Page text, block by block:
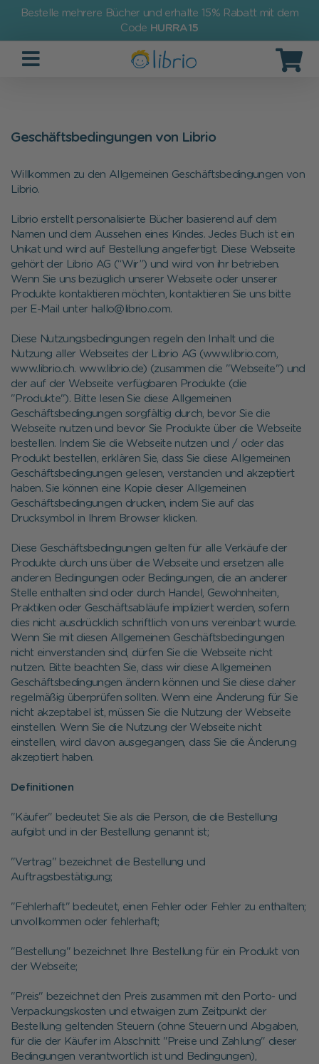
Bestelle mehrere Bücher und erhalte 15% Rabatt mit dem
Code HURRA15
Geschäftsbedingungen von Librio
Willkommen zu den Allgemeinen Geschäftsbedingungen von
Librio.
Librio erstellt personalisierte Bücher basierend auf dem
Namen und dem Aussehen eines Kindes. Jedes Buch ist ein
Unikat und wird auf Bestellung angefertigt. Diese Webseite
gehört der Librio AG (“Wir”) und wird von ihr betrieben.
Wenn Sie uns bezüglich unserer Webseite oder unserer
Produkte kontaktieren möchten, kontaktieren Sie uns bitte
per E-Mail unter hallo@librio.com.
Diese Nutzungsbedingungen regeln den Inhalt und die
Nutzung aller Webseites der Librio AG (www.librio.com,
www.librio.ch. www.librio.de) (zusammen die "Webseite") und
der auf der Webseite verfügbaren Produkte (die
"Produkte"). Bitte lesen Sie diese Allgemeinen
Geschäftsbedingungen sorgfältig durch, bevor Sie die
Webseite nutzen und bevor Sie Produkte über die Webseite
bestellen. Indem Sie die Webseite nutzen und / oder das
Produkt bestellen, erklären Sie, dass Sie diese Allgemeinen
Geschäftsbedingungen gelesen, verstanden und akzeptiert
haben. Sie können eine Kopie dieser Allgemeinen
Geschäftsbedingungen drucken, indem Sie auf das
Drucksymbol in Ihrem Browser klicken.
Diese Geschäftsbedingungen gelten für alle Verkäufe der
Produkte durch uns über die Webseite und ersetzen alle
anderen Bedingungen oder Bedingungen, die an anderer
Stelle enthalten sind oder durch Handel, Gewohnheiten,
Praktiken oder Geschäftsabläufe impliziert werden, sofern
dies nicht ausdrücklich schriftlich von uns vereinbart wurde.
Wenn Sie mit diesen Allgemeinen Geschäftsbedingungen
nicht einverstanden sind, dürfen Sie die Webseite nicht
nutzen. Bitte beachten Sie, dass wir diese Allgemeinen
Geschäftsbedingungen ändern können und Sie diese daher
regelmäßig überprüfen sollten. Wenn eine Änderung für Sie
nicht akzeptabel ist, müssen Sie die Nutzung der Webseite
einstellen. Wenn Sie die Nutzung der Webseite nicht
einstellen, wird davon ausgegangen, dass Sie die Änderung
akzeptiert haben.
Definitionen
"Käufer" bedeutet Sie als die Person, die die Bestellung
aufgibt und in der Bestellung genannt ist;
"Vertrag" bezeichnet die Bestellung und
Auftragsbestätigung;
"Fehlerhaft" bedeutet, einen Fehler oder Fehler zu enthalten;
unvollkommen oder fehlerhaft;
"Bestellung" bezeichnet Ihre Bestellung für ein Produkt von
der Webseite;
"Preis" bezeichnet den Preis zusammen mit den Porto- und
Verpackungskosten und etwaigen zum Zeitpunkt der
Bestellung geltenden Steuern (ohne Steuern und Abgaben,
für die der Käufer im Abschnitt "Preise und Zahlung" dieser
Bedingungen verantwortlich ist und Bedingungen),